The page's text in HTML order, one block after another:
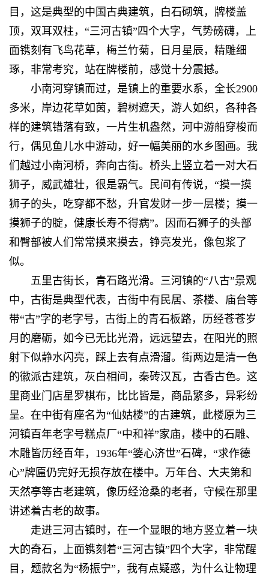
目，这是典型的中国古典建筑，白石砌筑，牌楼盖
顶，双耳双柱，“三河古镇”四个大字，气势磅礴，上
面镌刻有飞鸟花草，梅兰竹菊，日月星辰，精雕细
琢，非常考究，站在牌楼前，感觉十分震撼。
小南河穿镇而过，是镇上的重要水系，全长2900
多米，岸边花草如茵，碧树遮天，游人如织，各种各
样的建筑错落有致，一片生机盎然，河中游船穿梭而
行，偶见鱼儿水中游动，好一幅美丽的水乡图画。我
们越过小南河桥，奔向古街。桥头上竖立着一对大石
狮子，威武雄壮，很是霸气。民间有传说，“摸一摸
狮子的头，吃穿都不愁，升官发财一步一层楼；摸一
摸狮子的腚，健康长寿不得病”。因而石狮子的头部
和臀部被人们常常摸来摸去，铮亮发光，像包浆了
似。
五里古街长，青石路光滑。三河镇的“八古”景观
中，古街是典型代表，古街中有民居、茶楼、庙台等
带“古”字的老字号，古街上的青石板路，历经苍苍岁
月的磨砺，如今已无比光滑，远远望去，在阳光的照
射下似静水闪亮，踩上去有点滑溜。街两边是清一色
的徽派古建筑，灰白相间，秦砖汉瓦，古香古色。这
里商业门店星罗棋布，比比皆是，商品繁多，异彩纷
呈。在中街有座名为“仙姑楼”的古建筑，此楼原为三
河镇百年老字号糕点厂“中和祥”家庙，楼中的石雕、
木雕皆历经百年，1936年“婆心济世”石碑，“求作德
心”牌匾仍完好无损存放在楼中。万年台、大夫第和
天然亭等古老建筑，像历经沧桑的老者，守候在那里
讲述着古老的故事。
走进三河古镇时，在一个显眼的地方竖立着一块
大的奇石，上面镌刻着“三河古镇”四个大字，非常醒
目，题款名为“杨振宁”，我有点疑惑，为什么让物理